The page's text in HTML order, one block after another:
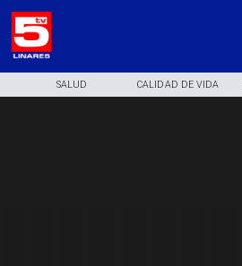
SALUD CALIDAD DE VIDA